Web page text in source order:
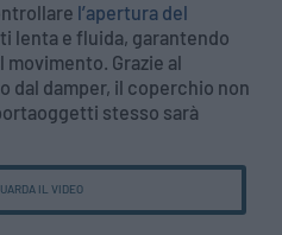
l’apertura del
lenta e fluida, garantendo
Grazie al
dal damper, il coperchio non
stesso sarà
IL VIDEO